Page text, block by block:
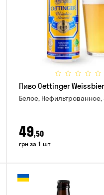
Пиво Oettinger
Белое, Нефильтрованное,
49,50
грн за 1 шт